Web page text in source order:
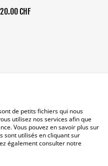
20.00 CHF
Politique de cookies
de petits fichiers qui nous
utilisez nos services afin que
Vous pouvez en savoir plus sur
sont utilisés en cliquant sur
également consulter notre